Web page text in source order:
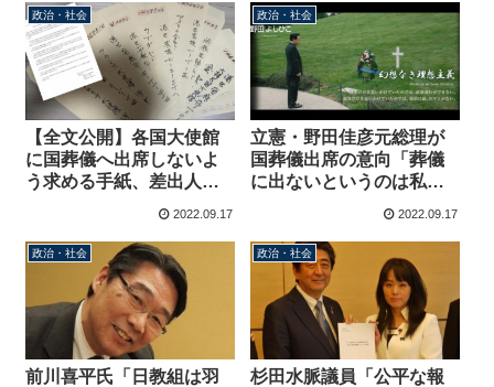
政治・社会
【全文公開】各国大使館
に国葬儀へ出席しないよ
う求める手紙、差出人と
2022.09.17
政治・社会
立憲・野田佳彦元総理が
国葬儀出席の意向「葬儀
に出ないというのは私と
しては人生観から外れ
る」野党支持者から猛バ
ッシング
2022.09.17
政治・社会
前川喜平氏「日教組は羽
政治・社会
杉田水脈議員「公平な報